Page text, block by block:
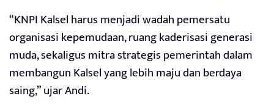
“KNPI Kalsel harus menjadi wadah pemersatu
organisasi kepemudaan, ruang kaderisasi generasi
muda, sekaligus mitra strategis pemerintah dalam
membangun Kalsel yang lebih maju dan berdaya
saing,” ujar Andi.